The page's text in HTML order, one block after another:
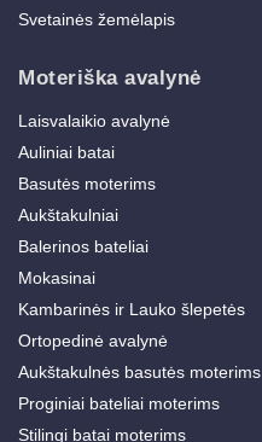
Svetainės žemėlapis
Moteriška avalynė
Laisvalaikio avalynė
Auliniai batai
Basutės moterims
Aukštakulniai
Balerinos bateliai
Mokasinai
Kambarinės ir Lauko šlepetės
Ortopedinė avalynė
Aukštakulnės basutės moterims
Proginiai bateliai moterims
Stilingi batai moterims